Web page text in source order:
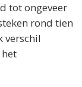
tot ongeveer
rond tien
verschil